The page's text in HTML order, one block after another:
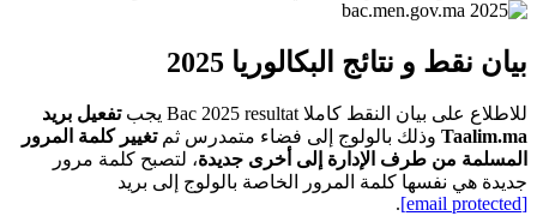
بيان نقط و نتائج البكالوريا 2025
للاطلاع على بيان النقط كاملا Bac 2025 resultat يجب
تفعيل بريد
Taalim.ma وذلك بالولوج إلى فضاء متمدرس ثمتغيير كلمة المرور
المسلمة من طرف الإدارة إلى أخرى جديدة، لتصبح كلمة مرور
جديدة هي نفسها كلمة المرور الخاصة بالولوج إلى بريد
[email protected]
.